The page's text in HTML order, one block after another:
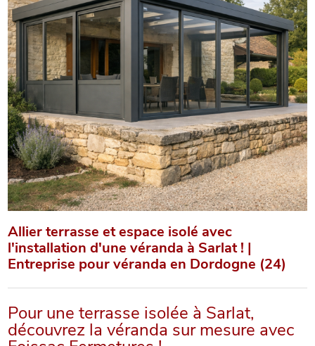
Allier terrasse et espace isolé avec
l'installation d'une véranda à Sarlat ! |
Entreprise pour véranda en Dordogne (24)
Pour une terrasse isolée à Sarlat,
découvrez la véranda sur mesure avec